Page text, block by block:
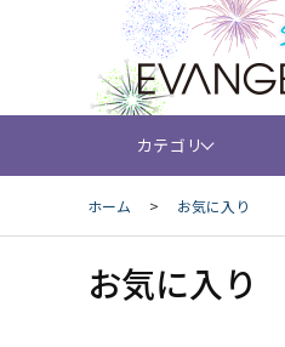
カテゴリ
ホーム > お気に入り
お気に入り